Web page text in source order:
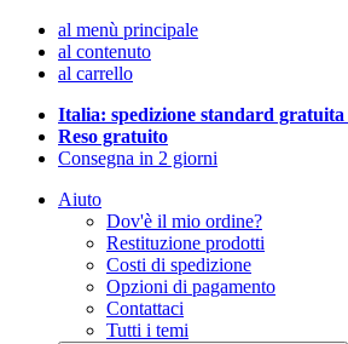
al menù principale
al contenuto
al carrello
Italia: spedizione standard gratuita
Reso gratuito
Consegna in 2 giorni
Aiuto
Dov'è il mio ordine?
Restituzione prodotti
Costi di spedizione
Opzioni di pagamento
Contattaci
Tutti i temi